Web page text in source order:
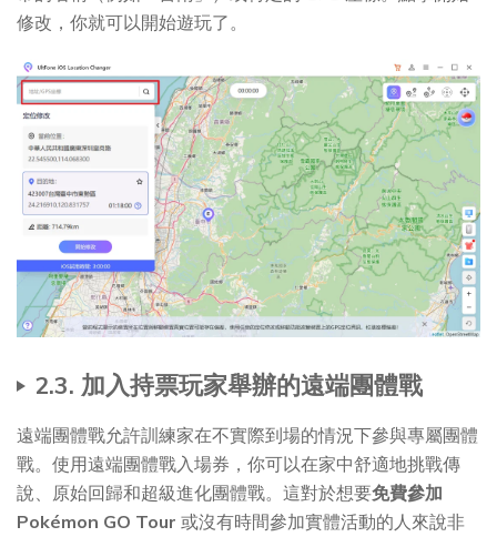
修改，你就可以開始遊玩了。
2.3. 加入持票玩家舉辦的遠端團體戰
遠端團體戰允許訓練家在不實際到場的情況下參與專屬團體
戰。使用遠端團體戰入場券，你可以在家中舒適地挑戰傳
說、原始回歸和超級進化團體戰。這對於想要免費參加
Pokémon GO Tour 或沒有時間參加實體活動的人來說非